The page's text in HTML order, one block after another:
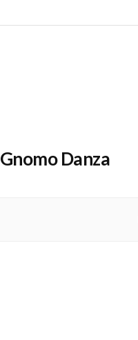
Gnomo Danza